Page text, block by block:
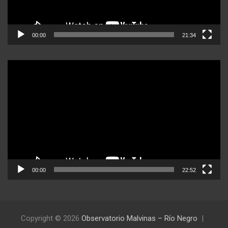
00:00 21:34
00:00 22:52
Copyright © 2026 Observatorio Malvinas – Río Negro